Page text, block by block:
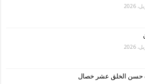
حسن الخلق عشر خصال